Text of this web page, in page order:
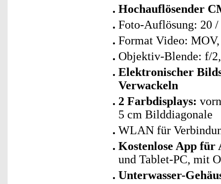
Hochauflösender
Foto-Auflösung: 20
Format Video:
Objektiv-Blende: f/
Elektronischer
Verwackeln
2 Farbdisplays:
5 cm Bilddiagonale
WLAN für
Kostenlose App
und Tablet-PC, mit
Unterwasser-